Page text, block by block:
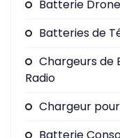
Batterie Drone
Batteries de
Chargeurs de
Radio
Chargeur
Batterie